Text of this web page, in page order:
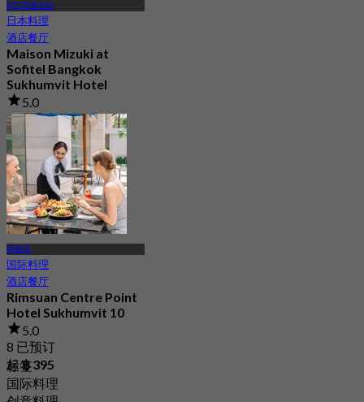
BTS 阿索克站
日本料理
酒店餐厅
Maison Mizuki at
Sofitel Bangkok
Sukhumvit Hotel
5.0
69 已预订
起
฿ 1,500
阿索克
国际料理
酒店餐厅
Rimsuan Centre Point
Hotel Sukhumvit 10
5.0
8 已预订
起฿ 395
标签
国际料理